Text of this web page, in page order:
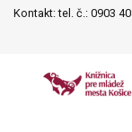
Kontakt: tel. č.: 0903